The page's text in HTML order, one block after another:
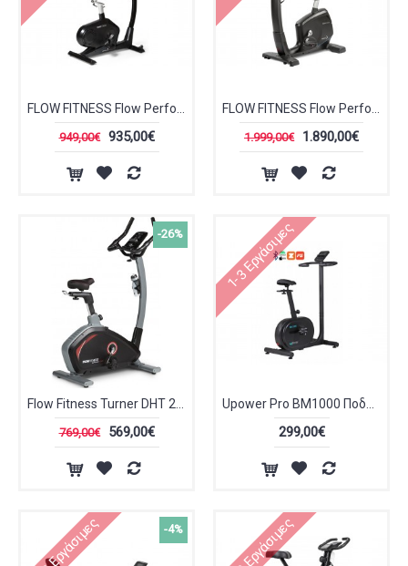
949,00€ 935,00€ 1.999,00€ 1.890,00€
-26%
769,00€ 569,00€
1-3 Εργάσιμες
299,00€
-4%
1-3 Εργάσιμες 1-3 Εργάσιμες